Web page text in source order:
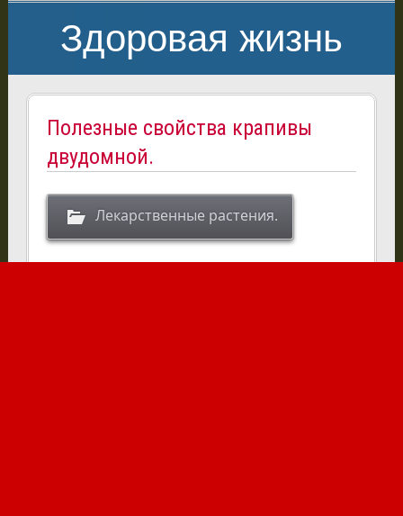
Здоровая жизнь
Полезные свойства крапивы
двудомной.
Лекарственные растения.